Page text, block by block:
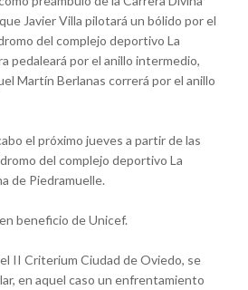
Javier Villa pilotará un bólido por el
del complejo deportivo La
pedaleará por el anillo intermedio,
Martín Berlanas correrá por el anillo
el próximo jueves a partir de las
del complejo deportivo La
de Piedramuelle.
beneficio de Unicef.
II Criterium Ciudad de Oviedo, se
en aquel caso un enfrentamiento